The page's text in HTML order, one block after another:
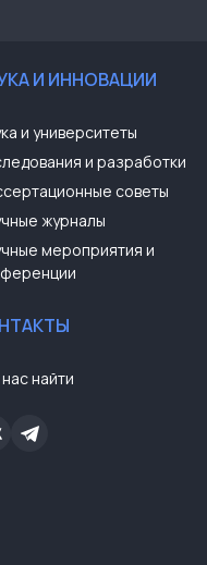
И ИННОВАЦИИ
и университеты
и разработки
советы
журналы
мероприятия и
найти